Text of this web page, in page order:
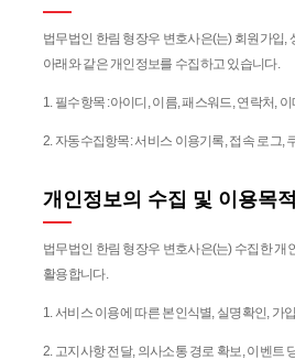
법무법인 한림 형장우 변호사은(는) 회원가입,
아래와 같은 개인정보를 수집하고 있습니다.
1. 필수항목 :아이디, 이름, 패스워드, 연락처, 이
2. 자동수집항목: 서비스 이용기록, 접속 로그,
개인정보의 수집 및 이용목적
법무법인 한림 형장우 변호사은(는)수집한 개
활용합니다.
1. 서비스 이용에 따른 본인식별, 실명확인, 가
2. 고지사항 전달, 의사소통 경로 확보, 이벤트